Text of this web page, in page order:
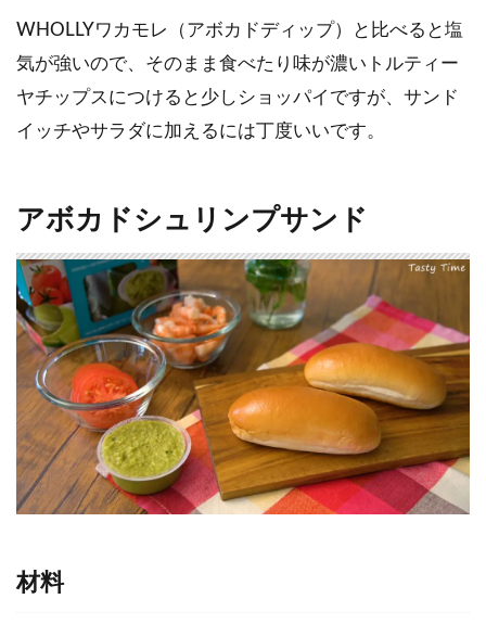
WHOLLYワカモレ（アボカドディップ）と比べると塩
気が強いので、そのまま食べたり味が濃いトルティー
ヤチップスにつけると少しショッパイですが、サンド
イッチやサラダに加えるには丁度いいです。
アボカドシュリンプサンド
材料